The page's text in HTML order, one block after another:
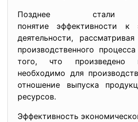
Позднее стали
понятие эффективности к
деятельности,
производственного
того, что
необходимо для
отношение выпуска
ресурсов.
Эффективность